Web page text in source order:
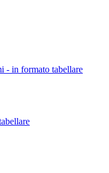
- in formato tabellare